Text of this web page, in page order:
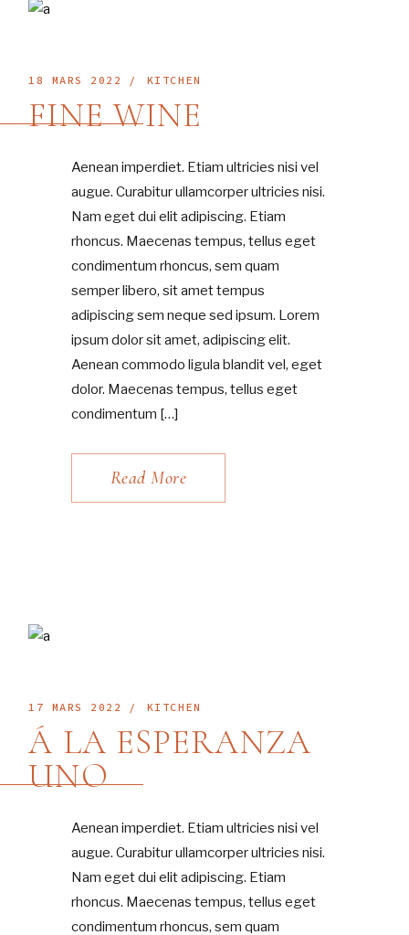
18 MARS 2022 KITCHEN
FINE WINE
Aenean imperdiet. Etiam ultricies nisi vel
augue. Curabitur ullamcorper ultricies nisi.
Nam eget dui elit adipiscing. Etiam
rhoncus. Maecenas tempus, tellus eget
condimentum rhoncus, sem quam
semper libero, sit amet tempus
adipiscing sem neque sed ipsum. Lorem
ipsum dolor sit amet, adipiscing elit.
Aenean commodo ligula blandit vel, eget
dolor. Maecenas tempus, tellus eget
condimentum […]
Read More
17 MARS 2022 KITCHEN
Á LA ESPERANZA
UNO
Aenean imperdiet. Etiam ultricies nisi vel
augue. Curabitur ullamcorper ultricies nisi.
Nam eget dui elit adipiscing. Etiam
rhoncus. Maecenas tempus, tellus eget
condimentum rhoncus, sem quam